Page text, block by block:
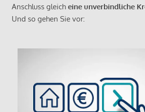
Anschluss gleich eine unverbindliche
Und so gehen Sie vor: